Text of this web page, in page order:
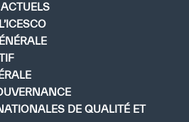
DE QUALITÉ ET